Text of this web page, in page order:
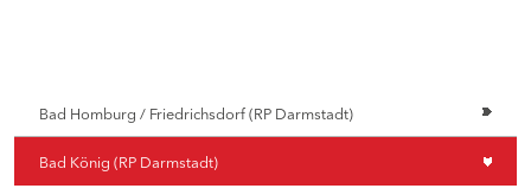
Bad Homburg / Friedrichsdorf (RP Darmstadt)
Bad König (RP Darmstadt)